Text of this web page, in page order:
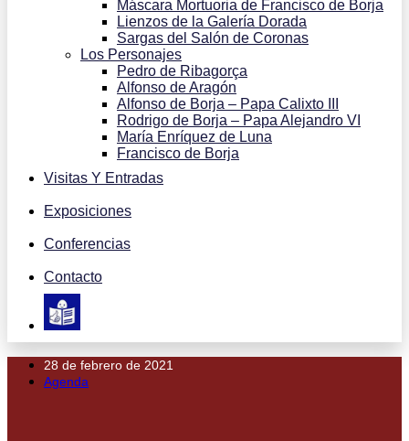
Máscara Mortuoria de Francisco de Borja
Lienzos de la Galería Dorada
Sargas del Salón de Coronas
Los Personajes
Pedro de Ribagorça
Alfonso de Aragón
Alfonso de Borja – Papa Calixto III
Rodrigo de Borja – Papa Alejandro VI
María Enríquez de Luna
Francisco de Borja
Visitas Y Entradas
Exposiciones
Conferencias
Contacto
28 de febrero de 2021
Agenda